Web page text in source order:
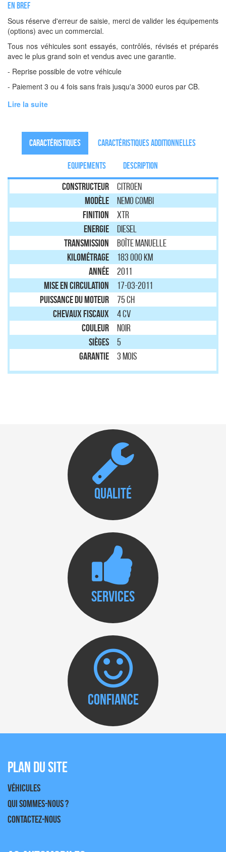
En bref
Sous réserve d'erreur de saisie, merci de valider les équipements
(options) avec un commercial.
Tous nos véhicules sont essayés, contrôlés, révisés et préparés
avec le plus grand soin et vendus avec une garantie.
- Reprise possible de votre véhicule
- Paiement 3 ou 4 fois sans frais jusqu'a 3000 euros par CB.
Lire la suite
Caractéristiques Caractéristiques additionnelles
Equipements Description
Constructeur
CITROEN
Modèle
NEMO COMBI
Finition
XTR
Energie
Diesel
Transmission
Boîte manuelle
Kilométrage
183 000 km
Année
2011
Mise en circulation
17-03-2011
Puissance du moteur
75 ch
Chevaux Fiscaux
4 CV
Couleur
NOIR
Sièges
5
Garantie
3 mois
Qualité
Services
Confiance
Plan du site
Véhicules
Qui sommes-nous ?
Contactez-nous